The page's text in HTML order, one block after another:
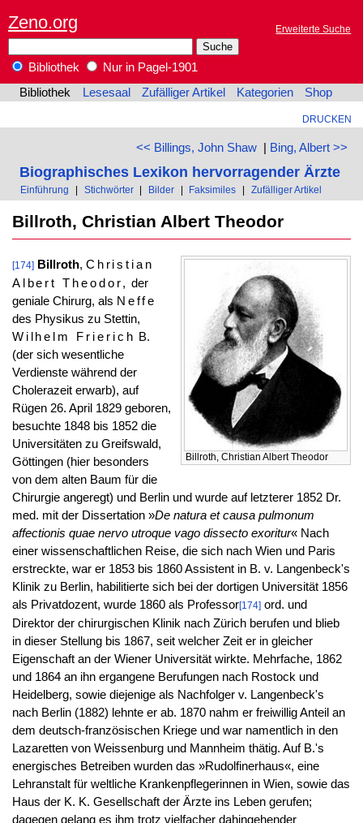
Zeno.org Erweiterte Suche
Bibliothek
Nur in Pagel-1901
Bibliothek
Lesesaal Zufälliger Artikel Kategorien Shop
DRUCKEN
<< Billings, John Shaw| Bing, Albert >>
Biographisches Lexikon hervorragender Ärzte
Einführung | Stichwörter | Bilder | Faksimiles | Zufälliger Artikel
Billroth, Christian Albert Theodor
Billroth, Christian Albert Theodor
[174] Billroth, Christian
Albert Theodor, der
geniale Chirurg, als Neffe
des Physikus zu Stettin,
Wilhelm Frierich B.
(der sich wesentliche
Verdienste während der
Cholerazeit erwarb), auf
Rügen 26. April 1829 geboren,
besuchte 1848 bis 1852 die
Universitäten zu Greifswald,
Göttingen (hier besonders
von dem alten Baum für die
Chirurgie angeregt) und Berlin und wurde auf letzterer 1852 Dr.
med. mit der Dissertation »De natura et causa pulmonum
affectionis quae nervo utroque vago dissecto exoritur« Nach
einer wissenschaftlichen Reise, die sich nach Wien und Paris
erstreckte, war er 1853 bis 1860 Assistent in B. v. Langenbeck's
Klinik zu Berlin, habilitierte sich bei der dortigen Universität 1856
als Privatdozent, wurde 1860 als Professor[174]ord. und
Direktor der chirurgischen Klinik nach Zürich berufen und blieb
in dieser Stellung bis 1867, seit welcher Zeit er in gleicher
Eigenschaft an der Wiener Universität wirkte. Mehrfache, 1862
und 1864 an ihn ergangene Berufungen nach Rostock und
Heidelberg, sowie diejenige als Nachfolger v. Langenbeck's
nach Berlin (1882) lehnte er ab. 1870 nahm er freiwillig Anteil an
dem deutsch-französischen Kriege und war namentlich in den
Lazaretten von Weissenburg und Mannheim thätig. Auf B.'s
energisches Betreiben wurden das »Rudolfinerhaus«, eine
Lehranstalt für weltliche Krankenpflegerinnen in Wien, sowie das
Haus der K. K. Gesellschaft der Ärzte ins Leben gerufen;
dagegen gelang es ihm trotz vielfacher dahingehender